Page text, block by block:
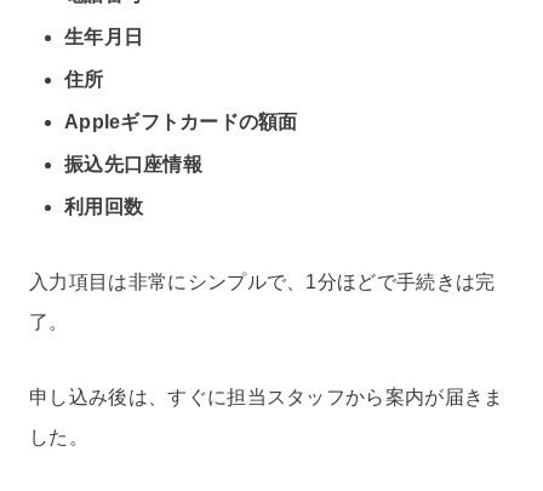
生年月日
住所
Appleギフトカードの額面
振込先口座情報
利用回数
入力項目は非常にシンプルで、1分ほどで手続きは完
了。
申し込み後は、すぐに担当スタッフから案内が届きま
した。